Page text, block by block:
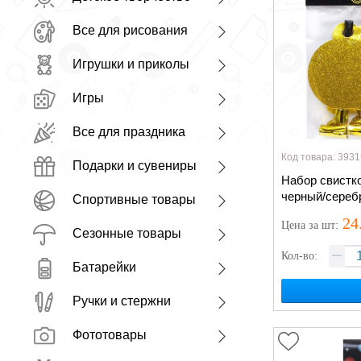
Все для рисования
Игрушки и приколы
Игры
Все для праздника
Подарки и сувениры
Спортивные товары
Сезонные товары
Батарейки
Ручки и стержни
Фототовары
Код товара:
Набор
черный/
Цена за шт:
Кол-во: